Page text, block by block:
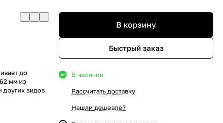
до
мм из
других видов
В корзину
Быстрый заказ
В наличии
Рассчитать доставку
Нашли дешевле?